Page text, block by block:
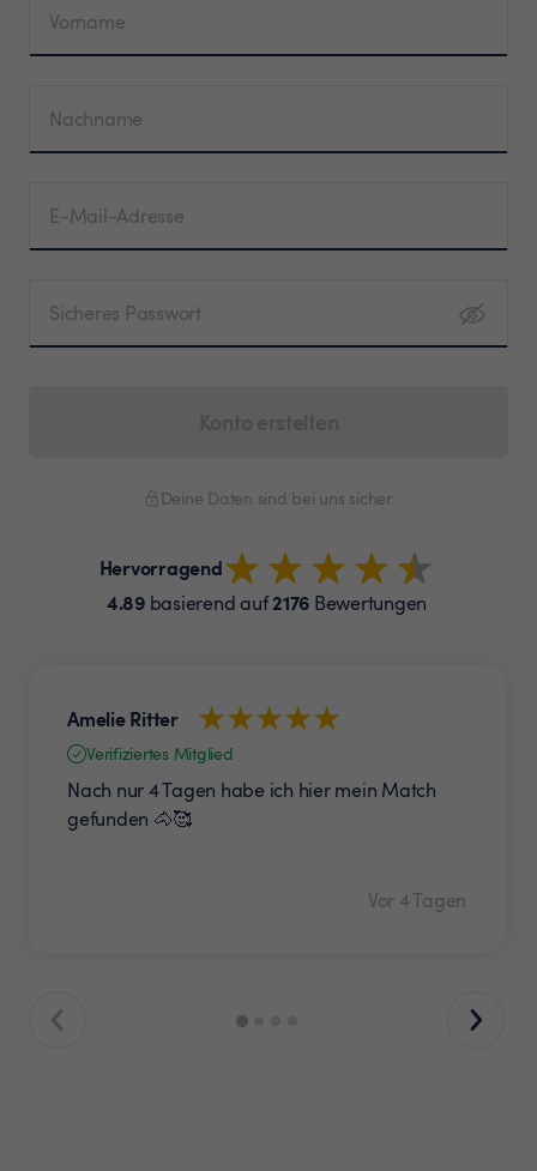
Vorname
Nachname
E-Mail-Adresse
Sicheres Passwort
Deine Daten sind bei uns sicher.
Hervorragend
4.89basierend auf2176 Bewertungen
Amelie Ritter
Verifiziertes Mitglied
Nach nur 4 Tagen habe ich hier mein Match
gefunden 🐴🥰
Vor 4 Tagen